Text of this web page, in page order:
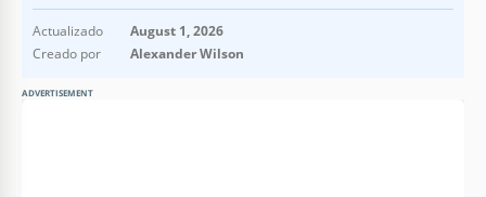
Actualizado
August 1, 2026
Creado por
Alexander Wilson
ADVERTISEMENT